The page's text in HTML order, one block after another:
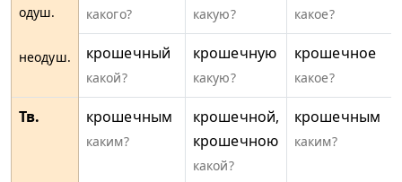
одуш.
неодуш.
какого? какую? какое?
крошечный
какой?
крошечную
какую?
крошечное
какое?
Тв. крошечным
каким?
крошечной,
крошечною
какой?
крошечным
каким?